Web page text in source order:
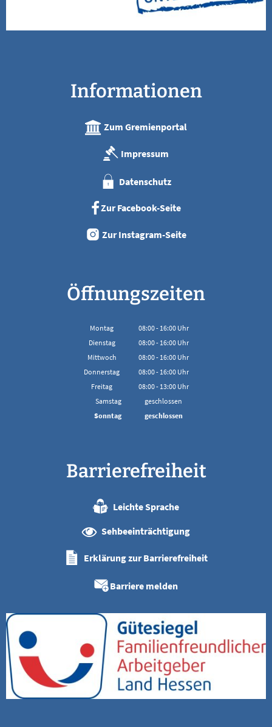
Informationen
Zum Gremienportal
Impressum
Datenschutz
Zur Facebook-Seite
Zur Instagram-Seite
Öffnungszeiten
Montag 08:00- 16:00Uhr
Von 08:00 bis 16:00 Uhr
Dienstag 08:00- 16:00Uhr
Von 08:00 bis 16:00 Uhr
Mittwoch 08:00- 16:00Uhr
Von 08:00 bis 16:00 Uhr
Donnerstag 08:00- 16:00Uhr
Von 08:00 bis 16:00 Uhr
Freitag 08:00- 13:00Uhr
Samstag
geschlossen
Sonntag
geschlossen
Barrierefreiheit
Leichte Sprache
Sehbeeinträchtigung
Erklärung zur Barrierefreiheit
Barriere melden